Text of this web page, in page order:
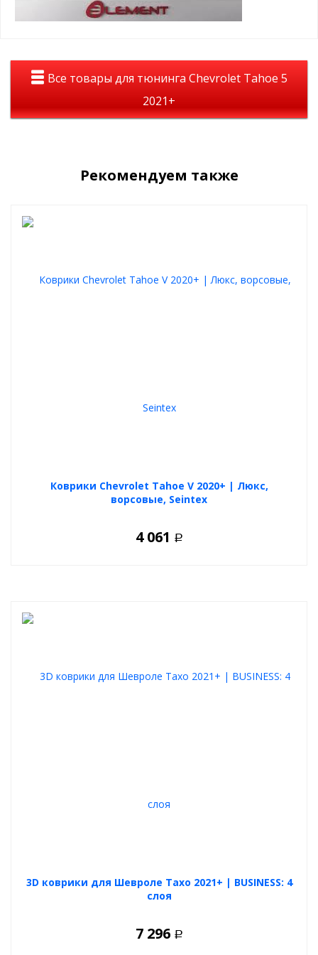
гибкость материала
не подвержены хим. веществам
Все товары для тюнинга Chevrolet Tahoe 5
2021+
Рекомендуем также
Коврики Chevrolet Tahoe V 2020+ | Люкс,
ворсовые, Seintex
4 061 Р
3D коврики для Шевроле Тахо 2021+ | BUSINESS: 4
слоя
7 296 Р